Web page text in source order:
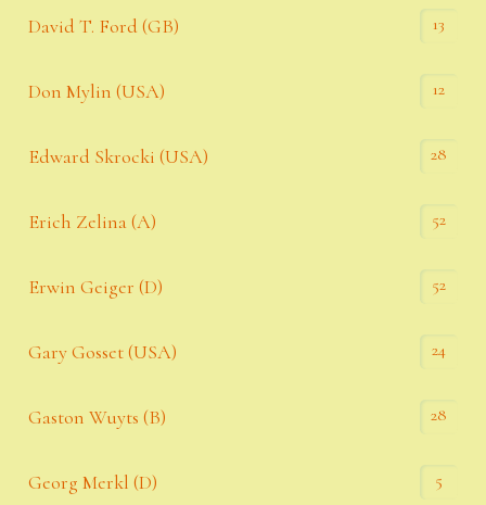
David T. Ford (GB) 13
Don Mylin (USA) 12
Edward Skrocki (USA) 28
Erich Zelina (A) 52
Erwin Geiger (D) 52
Gary Gosset (USA) 24
Gaston Wuyts (B) 28
Georg Merkl (D) 5